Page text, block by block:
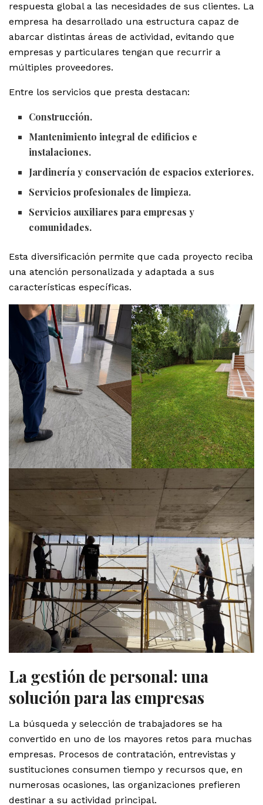
respuesta global a las necesidades de sus clientes. La
empresa ha desarrollado una estructura capaz de
abarcar distintas áreas de actividad, evitando que
empresas y particulares tengan que recurrir a
múltiples proveedores.
Entre los servicios que presta destacan:
Construcción.
Mantenimiento integral de edificios e
instalaciones.
Jardinería y conservación de espacios exteriores.
Servicios profesionales de limpieza.
Servicios auxiliares para empresas y
comunidades.
Esta diversificación permite que cada proyecto reciba
una atención personalizada y adaptada a sus
características específicas.
La gestión de personal: una
solución para las empresas
La búsqueda y selección de trabajadores se ha
convertido en uno de los mayores retos para muchas
empresas. Procesos de contratación, entrevistas y
sustituciones consumen tiempo y recursos que, en
numerosas ocasiones, las organizaciones prefieren
destinar a su actividad principal.